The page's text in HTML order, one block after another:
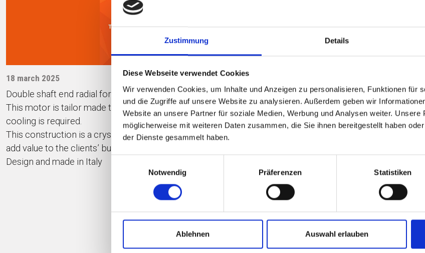
Zustimmung Details
Diese Webseite verwendet Cookies
Wir verwenden Cookies, um Inhalte und Anzeigen zu personalisieren, Funktionen für
und die Zugriffe auf unsere Website zu analysieren. Außerdem geben wir
Website an unsere Partner für soziale Medien, Werbung und Analysen weiter. Unsere
möglicherweise mit weiteren Daten zusammen, die Sie ihnen bereitgestellt haben
der Dienste gesammelt haben.
Notwendig
Präferenzen Statistiken
Ablehnen Auswahl erlauben
18 march 2025
Double shaft end radial forced cooling motor for steel industry
This motor is tailor made to drive 2 loads at variable speed: due to high power at low rpm, forced radial
cooling is required.
This construction is a crystal clear example of Electro Adda flexibility in matching the application demand
add value to the clients’ business.
Design and made in Italy